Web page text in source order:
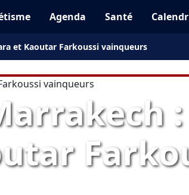
Agenda Santé
et Kaoutar Farkoussi vainqueurs